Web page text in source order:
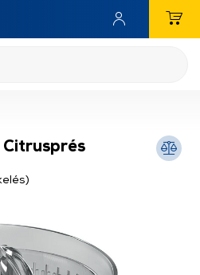
Citrusprés